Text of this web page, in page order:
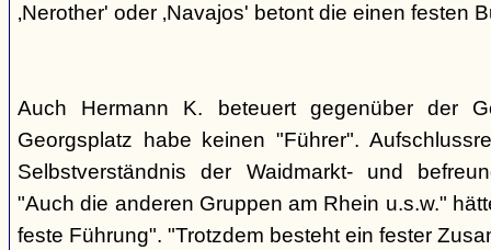
‚Nerother' oder ‚Navajos' betont die einen festen
Auch Hermann K. beteuert gegenüber der
Georgsplatz habe keinen "Führer".
Selbstverständnis der Waidmarkt- und
"Auch die anderen Gruppen am Rhein u.s.w."
feste Führung". "Trotzdem besteht ein fester